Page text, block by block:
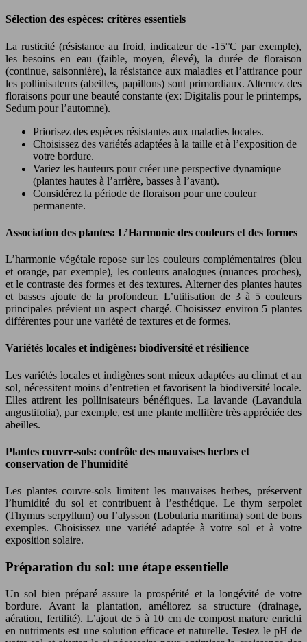
Sélection des espèces: critères essentiels
La rusticité (résistance au froid, indicateur de -15°C par exemple),
les besoins en eau (faible, moyen, élevé), la durée de floraison
(continue, saisonnière), la résistance aux maladies et l’attirance pour
les pollinisateurs (abeilles, papillons) sont primordiaux. Alternez des
floraisons pour une beauté constante (ex: Digitalis pour le printemps,
Sedum pour l’automne).
Priorisez des espèces résistantes aux maladies locales.
Choisissez des variétés adaptées à la taille et à l’exposition de
votre bordure.
Variez les hauteurs pour créer une perspective dynamique
(plantes hautes à l’arrière, basses à l’avant).
Considérez la période de floraison pour une couleur
permanente.
Association des plantes: L’Harmonie des couleurs et des formes
L’harmonie végétale repose sur les couleurs complémentaires (bleu
et orange, par exemple), les couleurs analogues (nuances proches),
et le contraste des formes et des textures. Alterner des plantes hautes
et basses ajoute de la profondeur. L’utilisation de 3 à 5 couleurs
principales prévient un aspect chargé. Choisissez environ 5 plantes
différentes pour une variété de textures et de formes.
Variétés locales et indigènes: biodiversité et résilience
Les variétés locales et indigènes sont mieux adaptées au climat et au
sol, nécessitent moins d’entretien et favorisent la biodiversité locale.
Elles attirent les pollinisateurs bénéfiques. La lavande (Lavandula
angustifolia), par exemple, est une plante mellifère très appréciée des
abeilles.
Plantes couvre-sols: contrôle des mauvaises herbes et
conservation de l’humidité
Les plantes couvre-sols limitent les mauvaises herbes, préservent
l’humidité du sol et contribuent à l’esthétique. Le thym serpolet
(Thymus serpyllum) ou l’alysson (Lobularia maritima) sont de bons
exemples. Choisissez une variété adaptée à votre sol et à votre
exposition solaire.
Préparation du sol: une étape essentielle
Un sol bien préparé assure la prospérité et la longévité de votre
bordure. Avant la plantation, améliorez sa structure (drainage,
aération, fertilité). L’ajout de 5 à 10 cm de compost mature enrichi
en nutriments est une solution efficace et naturelle. Testez le pH de